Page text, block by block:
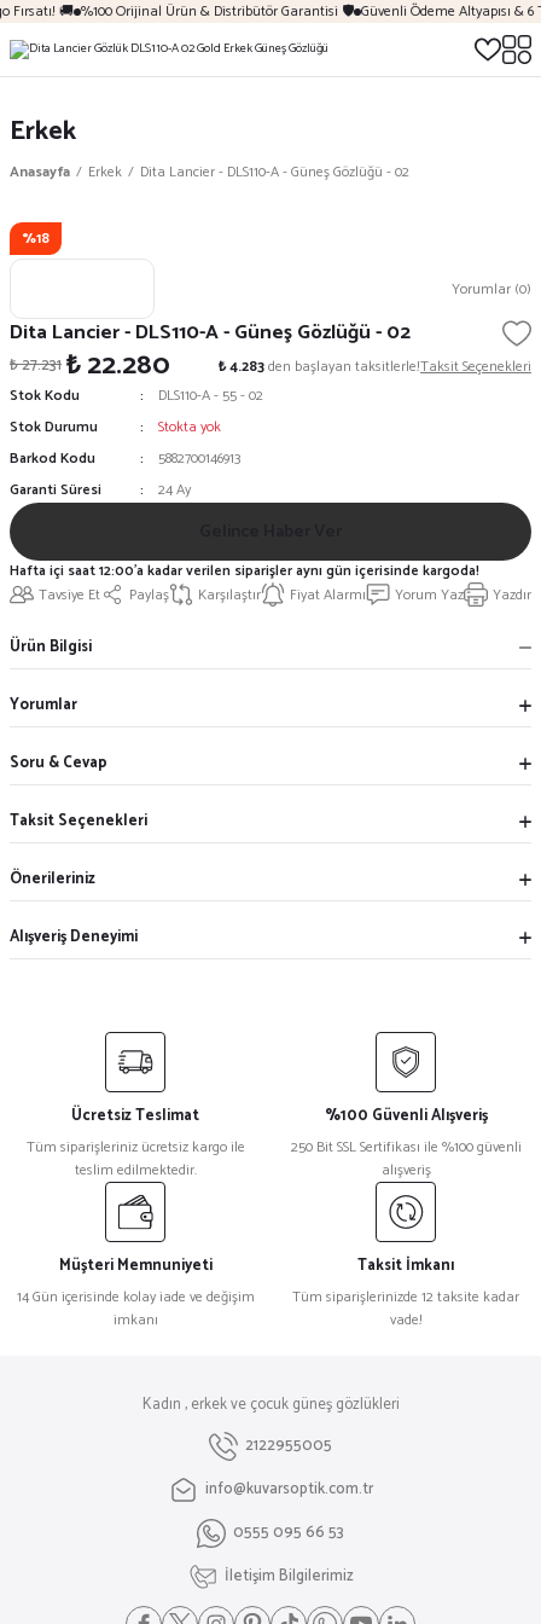
🚚 %100 Orijinal Ürün & Distribütör Garantisi 🛡️ Güvenli Ödeme Altyapısı & 6
Erkek
Anasayfa Erkek Dita Lancier - DLS110-A - Güneş Gözlüğü - 02
%18
Yorumlar (0)
Dita Lancier - DLS110-A - Güneş Gözlüğü - 02
₺ 27.231₺ 22.280 ₺ 4.283den başlayan taksitlerle!Taksit Seçenekleri
Stok Kodu
DLS110-A - 55 - 02
Stok Durumu
Stokta yok
Barkod Kodu
5882700146913
Garanti Süresi
24 Ay
Tavsiye Et Paylaş Karşılaştır Fiyat Alarmı Yorum Yaz Yazdır
Hafta içi saat 12:00'a kadar verilen siparişler aynı gün içerisinde kargoda!
Ürün Bilgisi
Yorumlar
Soru & Cevap
Taksit Seçenekleri
Önerileriniz
Alışveriş Deneyimi
Ücretsiz Teslimat
Tüm siparişleriniz ücretsiz kargo ile
teslim edilmektedir.
%100 Güvenli Alışveriş
250 Bit SSL Sertifikası ile %100 güvenli
alışveriş
Müşteri Memnuniyeti
14 Gün içerisinde kolay iade ve değişim
imkanı
Taksit İmkanı
Tüm siparişlerinizde 12 taksite kadar
vade!
Kadın , erkek ve çocuk güneş gözlükleri
2122955005
info@kuvarsoptik.com.tr
0555 095 66 53
İletişim Bilgilerimiz